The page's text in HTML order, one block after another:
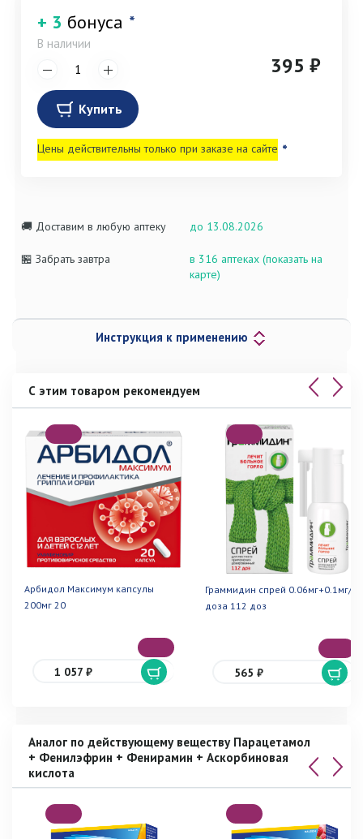
+ 3 бонуса *
В наличии
395 ₽
Купить
Цены действительны только при заказе на сайте *
🚚 Доставим в любую аптеку до 13.08.2026
🏪 Забрать завтра
в 316 аптеках (показать на
карте)
Инструкция к применению
С этим товаром рекомендуем
Арбидол Максимум капсулы
200мг 20
1 057 ₽
Граммидин спрей 0.06мг+0.1мг/
доза 112 доз
565 ₽
Аналог по действующему веществу Парацетамол
+ Фенилэфрин + Фенирамин + Аскорбиновая
кислота